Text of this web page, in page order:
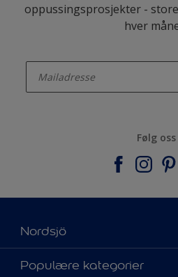
oppussingsprosjekter -
hver
Følg oss
Nordsjö
Om Nordsjö
Populære kategorier